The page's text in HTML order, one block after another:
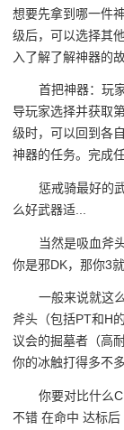
想要先拿到哪一件
级后，可以选择其
入了解了解神器的故
首把神器：玩
导玩家选择并获取
级时，可以回到各
神器的任务。完成
惩戒骑最好的
么好武器适...
当然是吸血斧
你是邪DK，那你3
一般来说就这
斧头（包括PT和H
议会的掘墓者（高
你的冰触打得多不多
你要对比什么
不错 在命中 达标